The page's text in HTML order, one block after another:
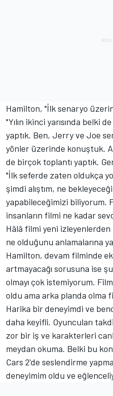
Hamilton, "İlk senaryo
"Yılın ikinci yarısında belki
yaptık. Ben, Jerry ve Joe
yönler üzerinde konuştuk.
de birçok toplantı yaptık.
"İlk seferde zaten oldukça
şimdi alıştım, ne
yapabileceğimizi biliyorum.
insanların filmi ne kadar
Hâlâ filmi yeni
ne olduğunu anlamalarına
Hamilton, devam filminde
artmayacağı sorusuna ise
olmayı çok istemiyorum.
oldu ama arka planda olma
Harika bir deneyimdi ve
daha keyifli. Oyuncuları
zor bir iş ve karakterleri
meydan okuma. Belki bu
Cars 2'de seslendirme
deneyimim oldu ve